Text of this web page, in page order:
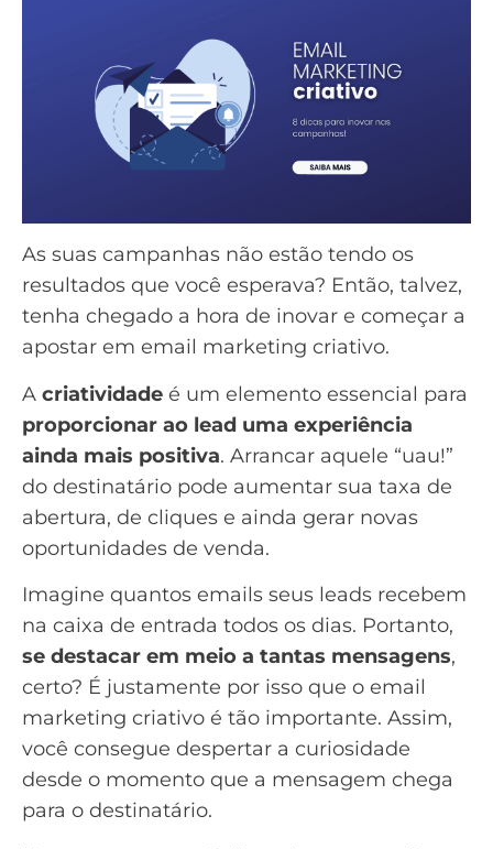
As suas campanhas não estão tendo os
resultados que você esperava? Então, talvez,
tenha chegado a hora de inovar e começar a
apostar em email marketing criativo.
A criatividade é um elemento essencial para
proporcionar ao lead uma experiência
ainda mais positiva. Arrancar aquele “uau!”
do destinatário pode aumentar sua taxa de
abertura, de cliques e ainda gerar novas
oportunidades de venda.
Imagine quantos emails seus leads recebem
na caixa de entrada todos os dias. Portanto,
se destacar em meio a tantas mensagens,
certo? É justamente por isso que o email
marketing criativo é tão importante. Assim,
você consegue despertar a curiosidade
desde o momento que a mensagem chega
para o destinatário.